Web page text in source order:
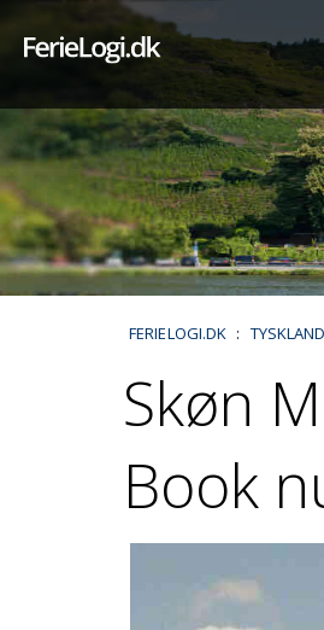
FERIELOGI.DK : TYSKLAND
Skøn
Book